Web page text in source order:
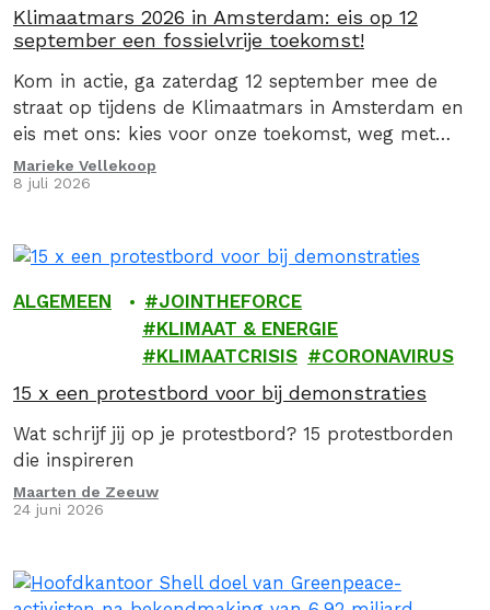
Klimaatmars 2026 in Amsterdam: eis op 12
september een fossielvrije toekomst!
Kom in actie, ga zaterdag 12 september mee de
straat op tijdens de Klimaatmars in Amsterdam en
eis met ons: kies voor onze toekomst, weg met
fossiel!
Marieke Vellekoop
8 juli 2026
ALGEMEEN
JOINTHEFORCE
KLIMAAT & ENERGIE
KLIMAATCRISIS
CORONAVIRUS
15 x een protestbord voor bij demonstraties
Wat schrijf jij op je protestbord? 15 protestborden
die inspireren
Maarten de Zeeuw
24 juni 2026